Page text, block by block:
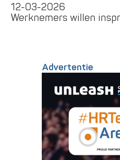
12-03-2026
Werknemers willen
Advertentie